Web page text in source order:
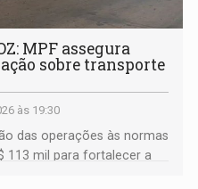
MPF assegura
sobre transporte
às 19:30
das operações às normas
113 mil para fortalecer a